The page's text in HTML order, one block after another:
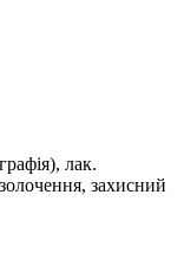
лак.
захисний